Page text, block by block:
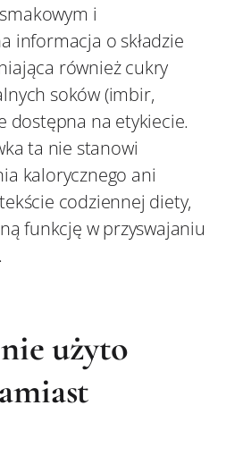
i
informacja o składzie
również cukry
soków (imbir,
dostępna na etykiecie.
ta nie stanowi
kalorycznego ani
codziennej diety,
funkcję w przyswajaniu
.
użyto